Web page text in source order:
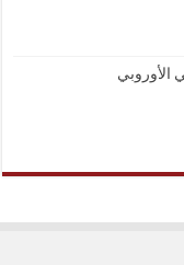
الأوروبي